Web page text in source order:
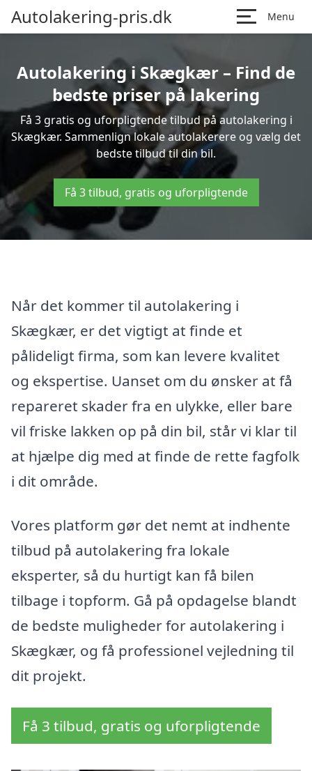
Autolakering-pris.dk Menu
Autolakering i Skægkær – Find de
bedste priser på lakering
Få 3 gratis og uforpligtende tilbud på autolakering i
Skægkær. Sammenlign lokale autolakerere og vælg det
bedste tilbud til din bil.
Få 3 tilbud, gratis og uforpligtende
Når det kommer til autolakering i
Skægkær, er det vigtigt at finde et
pålideligt firma, som kan levere kvalitet
og ekspertise. Uanset om du ønsker at få
repareret skader fra en ulykke, eller bare
vil friske lakken op på din bil, står vi klar til
at hjælpe dig med at finde de rette fagfolk
i dit område.
Vores platform gør det nemt at indhente
tilbud på autolakering fra lokale
eksperter, så du hurtigt kan få bilen
tilbage i topform. Gå på opdagelse blandt
de bedste muligheder for autolakering i
Skægkær, og få professionel vejledning til
dit projekt.
Få 3 tilbud, gratis og uforpligtende